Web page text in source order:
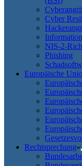
Cyber
NIS-2-
Phishing
Europäische
Rechtsprechung